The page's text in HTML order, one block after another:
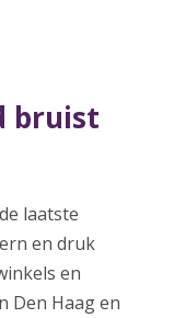
bruist
laatste
en druk
en
Den Haag en